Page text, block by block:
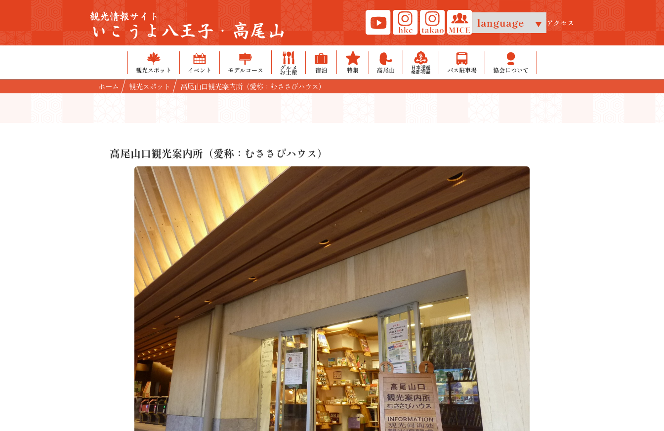
観光情報サイト
いこうよ八王子・高尾山
アクセス
観光スポット イベント モデルコース グルメ
お土産 宿泊 特集 高尾山 日本遺産
桑都物語 バス駐車場 協会について
ホーム 観光スポット 高尾山口観光案内所（愛称：むささびハウス）
高尾山口観光案内所（愛称：むささびハウス）